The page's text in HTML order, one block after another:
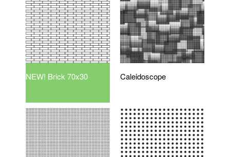
NEW! Brick 70x30 Caleidoscope